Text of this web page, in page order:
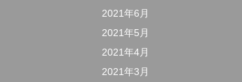
2021年6月
2021年5月
2021年4月
2021年3月